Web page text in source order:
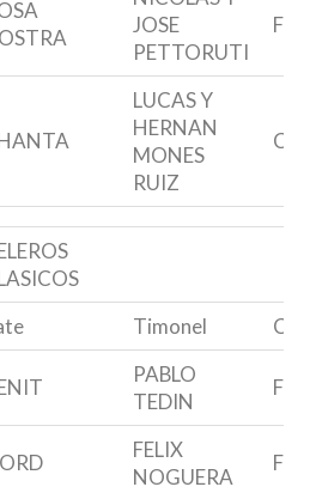
JOSE
PETTORUTI
LUCAS Y
HERNAN
MONES
RUIZ
CP
Timonel
PABLO
TEDIN
FELIX
NOGUERA